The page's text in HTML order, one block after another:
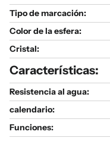
Tipo de marcación:
Color de la esfera:
Cristal:
Características:
Resistencia al agua:
calendario:
Funciones: